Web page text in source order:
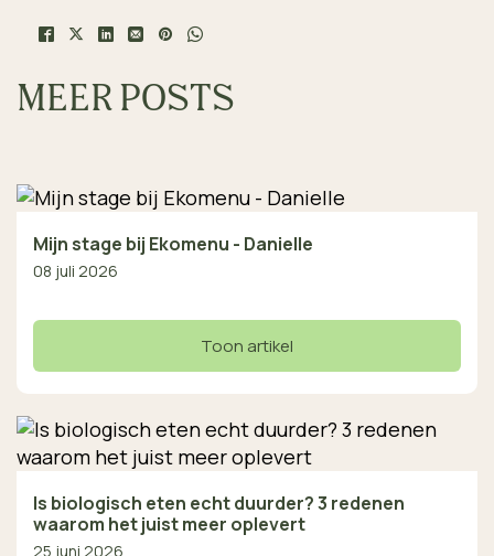
MEER POSTS
Mijn stage bij Ekomenu - Danielle
08 juli 2026
Toon artikel
Is biologisch eten echt duurder? 3 redenen
waarom het juist meer oplevert
25 juni 2026